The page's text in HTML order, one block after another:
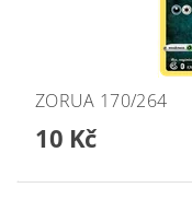
ZORUA 170/264
10 Kč